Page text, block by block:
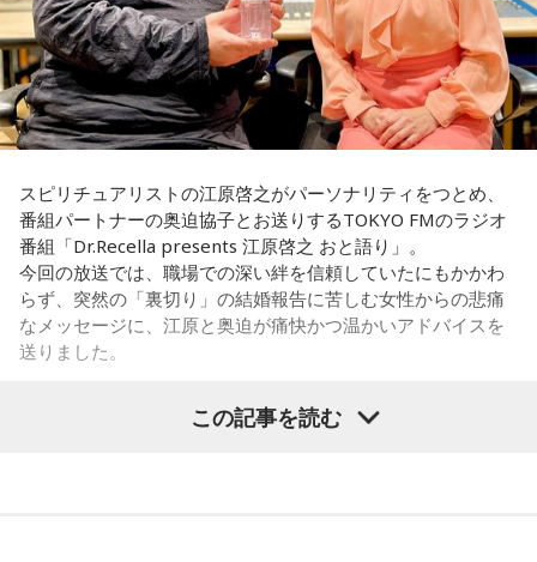
＜番組概要＞
番組名：Dr.Recella presents 江原啓之 おと語り
放送日時：TOKYO FM／FM 大阪 毎週日曜 22:00～22:25、エ
フエム山陰 毎週土曜 12:30～12:55
出演者：江原啓之、奥迫協子
番組Webサイト：http://www.tfm.co.jp/oto/
さらに、平野さんは成長できる環境があるのも大きな魅力だ
とし、「研修制度も充実していますし、若いうちからいろい
ろな仕事を経験できるように、キャリア形成のサポートもお
こなっています。例えば、外国の大学院に留学できる制度が
あり、2025年度は140名が新たに海外留学しました。世界の
動きがますます身近になる今、海外で学んだ経験や視野は、
しっかり続けています」と強調します。
◆「国のミライ」を伝える新たな挑戦
続いて、人事院が現在力を入れている公務ブランディング
「府省横断チーム」について伺います。2025年7月に立ち上
がったこの取り組みについて、平野さんは、「各府省の中
の発信を進めています」と説明します。
私は仕事上でも、プライベートでも、その男性を信頼してい
て、また、日常のLINEでも、男性は独身生活をアピールする
ような内容を送ってきていました。私は隣に大切な彼女がい
ることなんて想像もしていませんでした。私はどうやって前
を向けば良いか、そして、このまま暗い雰囲気のまま仕事を
すべきか、悩んでいます。アドバイスをいただきたいです。
＜江原からの回答＞
――あまりにも身勝手な男性の振る舞いに、番組パートナー
の奥迫は「そういう方と結婚しなくて良かったんじゃないか
なと思いました。お嫁さんの立場になっても相談者さんの立
場になっても、どちらにも不誠実な方です。今後もこういう
です！」と断言。江原もこれに100％同意しました。
スピリチュアリストの江原啓之がパーソナリティをつとめ、
番組パートナーの奥迫協子とお送りするTOKYO FMのラジオ
番組「Dr.Recella presents 江原啓之 おと語り」。
今回の放送では、職場での深い絆を信頼していたにもかかわ
らず、突然の「裏切り」の結婚報告に苦しむ女性からの悲痛
なメッセージに、江原と奥迫が痛快かつ温かいアドバイスを
送りました。
この記事を読む